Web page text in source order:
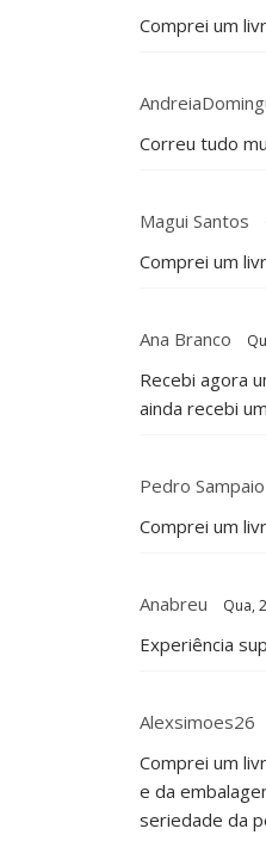
Comprei um
Correu tudo
Magui Santos
Comprei um
Ana Branco
Recebi agora
ainda recebi
Pedro
Comprei um
Anabreu Qua,
Experiência
Alexsimoes26
Comprei um
e da
seriedade da